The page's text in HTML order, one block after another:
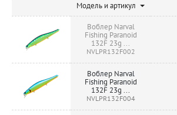
Модель и артикул
Воблер Narval
Fishing Paranoid
132F 23g ...
NVLPR132F002
Воблер Narval
Fishing Paranoid
132F 23g ...
NVLPR132F004